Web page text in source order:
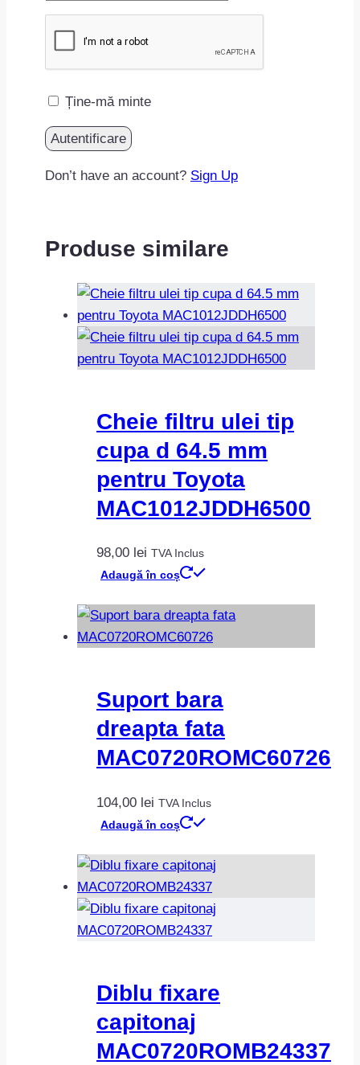
Ține-mă minte
Don’t have an account? Sign Up
Produse similare
Cheie filtru ulei tip
cupa d 64.5 mm
pentru Toyota
MAC1012JDDH6500
98,00 lei TVA Inclus
Adaugă în coș
Suport bara
dreapta fata
MAC0720ROMC60726
104,00 lei TVA Inclus
Adaugă în coș
Diblu fixare
capitonaj
MAC0720ROMB24337